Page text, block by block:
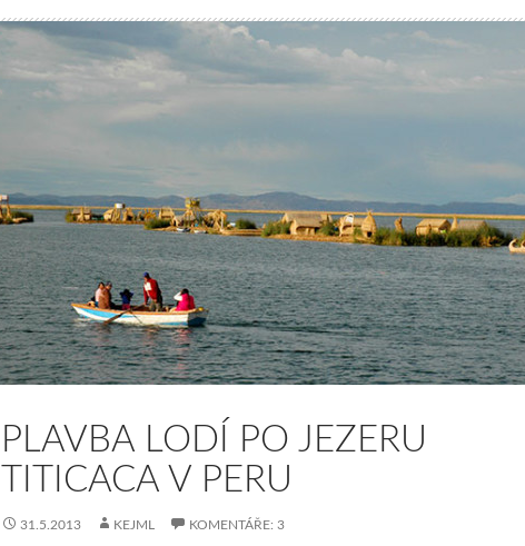
PLAVBA LODÍ PO JEZERU
TITICACA V PERU
31.5.2013 KEJML KOMENTÁŘE: 3